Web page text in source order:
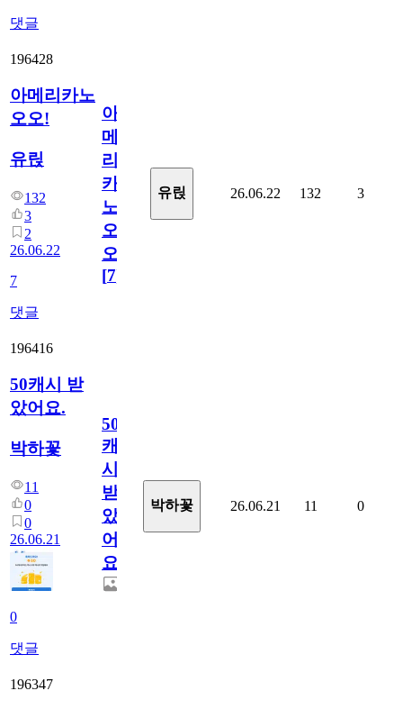
댓글
196428
아메리카노
오오!
유릱
132
3
2
26.06.22
7
댓글
아
메
리
카
노
오
오!
[7]
유릱 26.06.22 132 3
196416
50캐시 받
았어요.
박하꽃
11
0
0
26.06.21
0
댓글
50
캐
시
받
았
어
요.
박하꽃 26.06.21 11 0
196347